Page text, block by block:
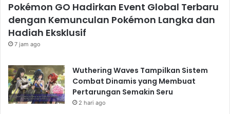
Pokémon GO Hadirkan Event Global Terbaru
dengan Kemunculan Pokémon Langka dan
Hadiah Eksklusif
7 jam ago
Wuthering Waves Tampilkan Sistem
Combat Dinamis yang Membuat
Pertarungan Semakin Seru
2 hari ago